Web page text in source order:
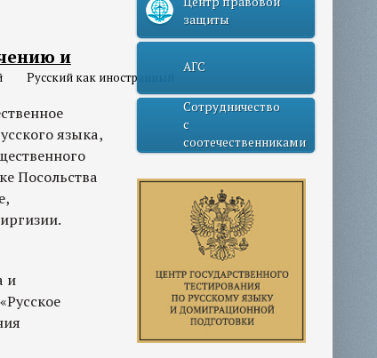
Русский как иностранный
и
языка,
Посольства
и
защиты
АГС
Сотрудничество
с
соотечественниками